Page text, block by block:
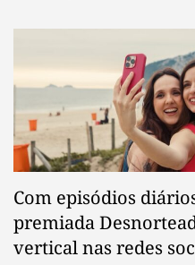
Com episódios
premiada
vertical nas redes